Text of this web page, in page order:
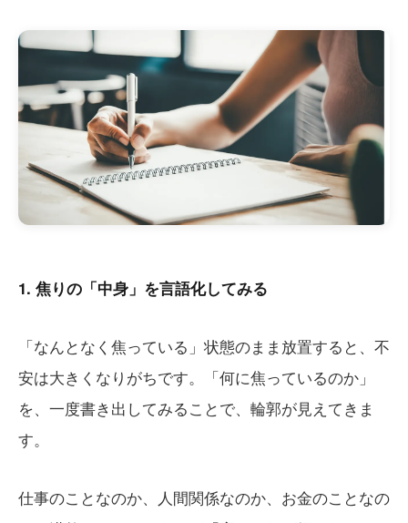
1. 焦りの「中身」を言語化してみる
「なんとなく焦っている」状態のまま放置すると、不
安は大きくなりがちです。「何に焦っているのか」
を、一度書き出してみることで、輪郭が見えてきま
す。
仕事のことなのか、人間関係なのか、お金のことなの